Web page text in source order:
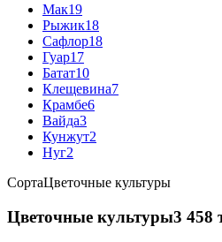
Мак19
Рыжик18
Сафлор18
Гуар17
Батат10
Клещевина7
Крамбе6
Вайда3
Кунжут2
Нуг2
СортаЦветочные культуры
Цветочные культуры3 458